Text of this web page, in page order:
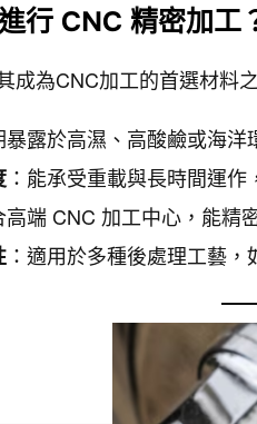
行 CNC 精密加工
成為CNC加工的首選材料
露於高濕、高酸鹼或海洋
：能承受重載與長時間運作
端 CNC 加工中心，能精
：適用於多種後處理工藝，